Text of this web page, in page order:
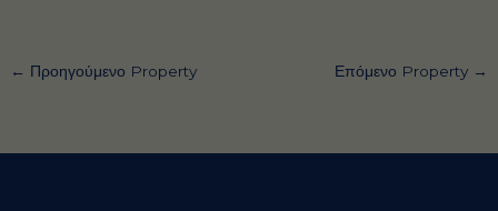
← Προηγούμενο Property Επόμενο Property →